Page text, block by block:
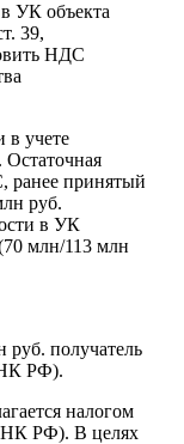
УК объекта
39,
НДС
в учете
ранее принятый
руб.
в УК
млн/113 млн
получатель
НК РФ).
налогом
НК РФ). В целях